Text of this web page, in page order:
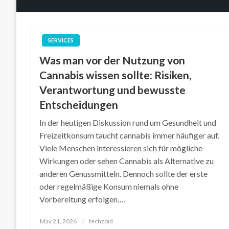
SERVICES
Was man vor der Nutzung von
Cannabis wissen sollte: Risiken,
Verantwortung und bewusste
Entscheidungen
In der heutigen Diskussion rund um Gesundheit und
Freizeitkonsum taucht cannabis immer häufiger auf.
Viele Menschen interessieren sich für mögliche
Wirkungen oder sehen Cannabis als Alternative zu
anderen Genussmitteln. Dennoch sollte der erste
oder regelmäßige Konsum niemals ohne
Vorbereitung erfolgen….
Posted
May 21, 2026 techzoid